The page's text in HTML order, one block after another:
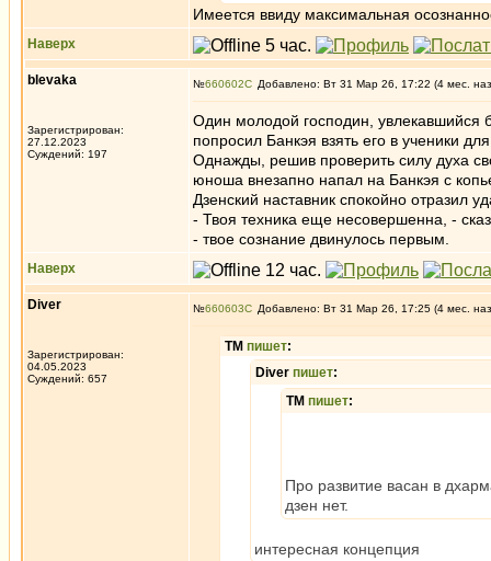
Имеется ввиду максимальная
Наверх
blevaka
Зарегистрирован:
27.12.2023
Суждений: 197
№660602 Добавлено: Вт 31 Мар 26, 17:22 (4 мес.
Один молодой господин, увлекавшийся
попросил Банкэя взять его в ученики
Однажды, решив проверить силу духа
юноша внезапно напал на Банкэя с
Дзенский наставник спокойно отразил
- Твоя техника еще несовершенна, -
- твое сознание двинулось первым.
Наверх
Diver
Зарегистрирован:
04.05.2023
Суждений: 657
№660603 Добавлено: Вт 31 Мар 26, 17:25 (4 мес.
ТМ пишет:
Diver пишет:
ТМ пишет:
Про развитие васан в
дзен нет.
интересная концепция